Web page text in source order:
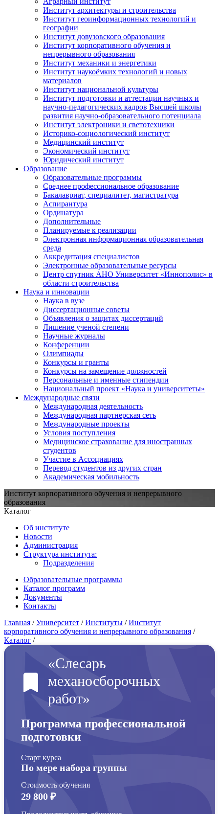
Институт архитектуры и строительства
Институт геоинформационных технологий и
географии
Институт довузовского образования
Институт корпоративного обучения и
непрерывного образования
Институт механики и энергетики
Институт наукоёмких технологий и новых
материалов
Институт национальной культуры
Институт подготовки и аттестации научных и
научно-педагогических кадров Высшей школы
развития научно-образовательного потенциала
Институт электроники и светотехники
Историко-социологический институт
Медицинский институт
Экономический институт
Юридический институт
Образование
Образовательные программы
Среднее профессиональное образование
Бакалавриат, специалитет, магистратура
Аспирантура
Ординатура
Дополнительные
Планируемые к реализации
Электронная информационная образовательная
среда
Аккредитация специалистов
Электронные образовательные ресурсы
Центр спутник АНО Университет «Иннополис» в
области строительства
Наука и инновации
Наука в вузе
Диссертационные советы
Объявления о защитах диссертаций
Лишение ученой степени
Научные журналы
Конференции
Олимпиады
Конкурсы и гранты
Конкурсы на замещение должностей
Персональные и именные стипендии
Национальный проект «Наука и университеты»
Международные связи
Международная деятельность
Международная партнерская сеть
Международные проекты
Условия поступления
Медицинское страхование для иностранных
студентов
Участие в Ассоциациях
Перевод студентов из других стран
Академическая мобильность
Институт корпоративного обучения и непрерывного
образования
Каталог
Об институте
Новости
Администрация
Структура института:
Подразделения
Образовательные программы
Каталог программ
Документы
Контакты
Главная /Университет /Институты /Институт
корпоративного обучения и непрерывного образования /
Каталог /
«Слесарь
механосборочных
работ»
Программа профессиональной
подготовки
Старт курса
По мере набора группы
Стоимость обучения
29 800 ₽